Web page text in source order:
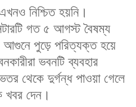
নিশ্চিত হয়নি।
গত ৫ আগস্ট বৈষম্য
আগুনে পুড়ে পরিত্যক্ত হয়ে
ভবনটি ব্যবহার
থেকে দুর্গন্ধ পাওয়া গেলে
খবর দেন।